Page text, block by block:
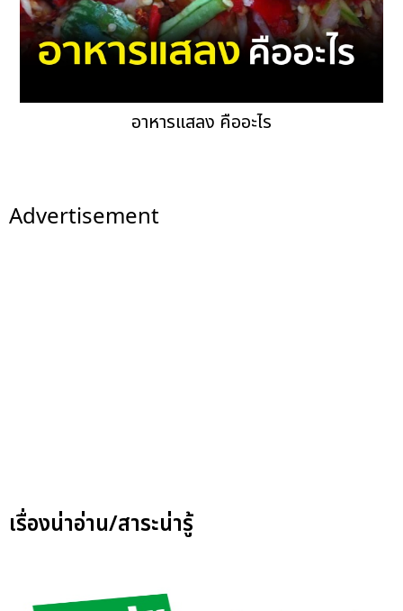
อาหารแสลง คืออะไร
Advertisement
เรื่องน่าอ่าน/สาระน่ารู้